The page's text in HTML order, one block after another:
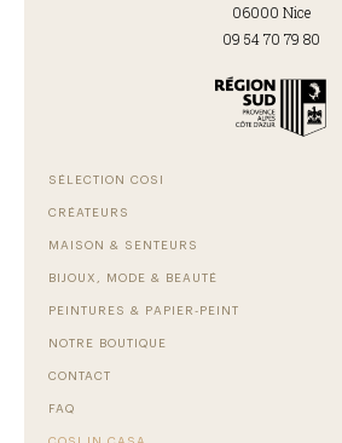
06000 Nice
09 54 70 79 80
SÉLECTION COSI
CRÉATEURS
MAISON & SENTEURS
BIJOUX, MODE & BEAUTÉ
PEINTURES & PAPIER-PEINT
NOTRE BOUTIQUE
CONTACT
FAQ